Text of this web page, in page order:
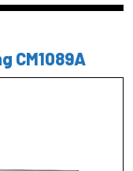
CM1089A